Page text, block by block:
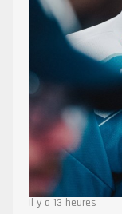
Il y a 13 heures